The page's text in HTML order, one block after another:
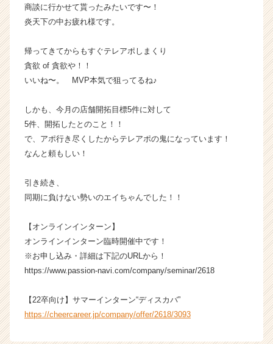
届
く
活
イ
ア
キ
ャ
h
C
a
r
e
商談に行かせて貰ったみたいです〜！
炎天下の中お疲れ様です。
帰ってきてからもすぐテレアポしまくり
貪欲 of 貪欲や！！
いいね〜。 MVP本気で狙ってるね♪
しかも、今月の店舗開拓目標5件に対して
5件、開拓したとのこと！！
で、アポ行き尽くしたからテレアポの鬼になっています！
なんと頼もしい！
引き続き、
同期に負けない勢いのエイちゃんでした！！
【オンラインインターン】
オンラインインターン臨時開催中です！
※お申し込み・詳細は下記のURLから！
https://www.passion-navi.com/company/seminar/2618
【22卒向け】サマーインターン“ディスカバ”
https://cheercareer.jp/company/offer/2618/3093